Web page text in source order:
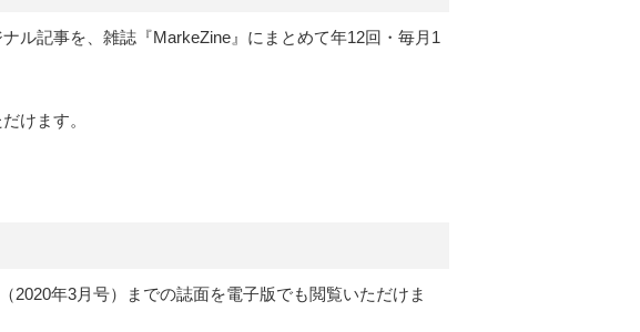
ル記事を、雑誌『MarkeZine』にまとめて年12回・毎月1
けます。
2020年3月号）までの誌面を電子版でも閲覧いただけま